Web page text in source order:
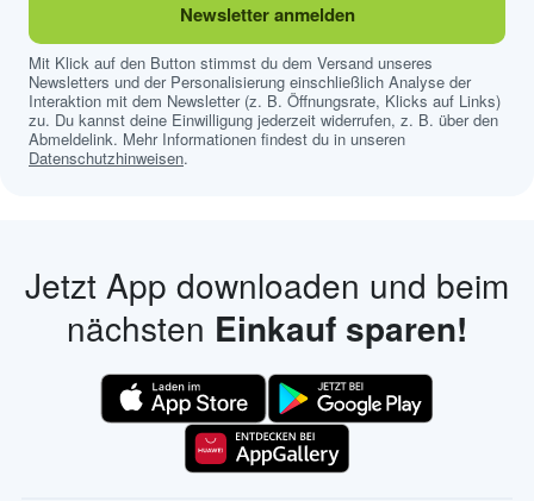
Newsletter anmelden
Mit Klick auf den Button stimmst du dem Versand unseres
Newsletters und der Personalisierung einschließlich Analyse der
Interaktion mit dem Newsletter (z. B. Öffnungsrate, Klicks auf Links)
zu. Du kannst deine Einwilligung jederzeit widerrufen, z. B. über den
Abmeldelink. Mehr Informationen findest du in unseren
Datenschutzhinweisen.
Jetzt App downloaden und beim
nächsten Einkauf sparen!